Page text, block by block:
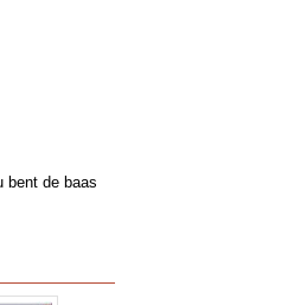
bent de baas